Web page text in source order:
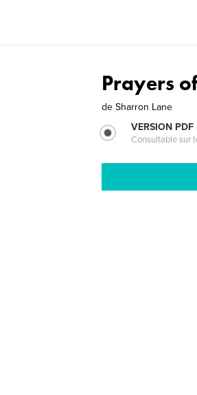
Prayers
de Sharron Lane
VERSION PDF
Consultable sur